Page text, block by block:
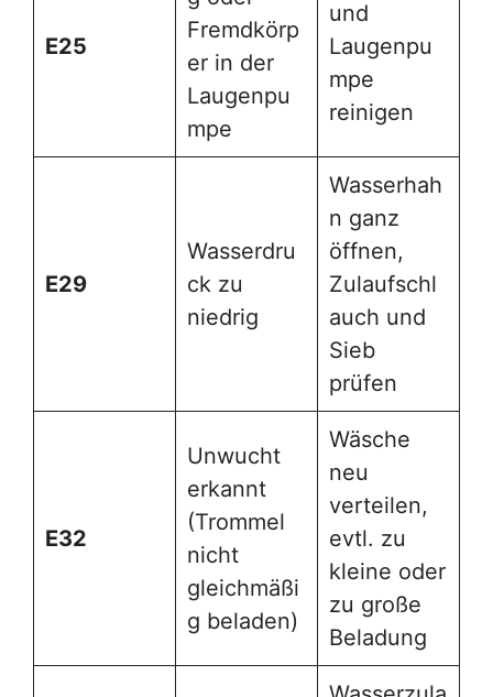
E25
Fremdkörp
er in der
Laugenpu
mpe
und
Laugenpu
mpe
reinigen
E29
Wasserdru
ck zu
niedrig
Wasserhah
n ganz
öffnen,
Zulaufschl
auch und
Sieb
prüfen
E32
Unwucht
erkannt
(Trommel
nicht
gleichmäßi
g beladen)
Wäsche
neu
verteilen,
evtl. zu
kleine oder
zu große
Beladung